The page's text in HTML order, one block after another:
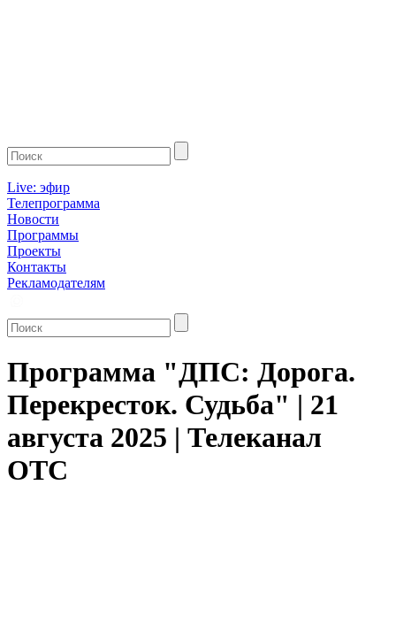
Live: эфир
Телепрограмма
Новости
Программы
Проекты
Контакты
Рекламодателям
Программа "ДПС: Дорога.
Перекресток. Судьба" | 21
августа 2025 | Телеканал
ОТС